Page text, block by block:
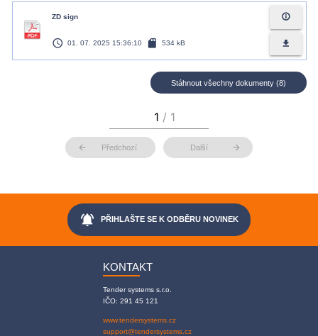
ZD sign
access_time 01. 07. 2025 15:36:10 sd_card 534 kB
info_outline
file_download
Stáhnout všechny dokumenty (8)
arrow_back Předchozí Další arrow_forward
notifications_active PŘIHLAŠTE SE K ODBĚRU NOVINEK
KONTAKT
Tender systems s.r.o.
IČO: 291 45 121
www.tendersystems.cz
support@tendersystems.cz